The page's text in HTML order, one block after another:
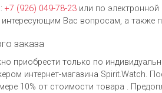
+7 (926) 049-78-23 или по электронной
Вас вопросам, а также
заказа
приобрести только по
интернет-магазина Spirit.Watch.
10% от стоимости товара .